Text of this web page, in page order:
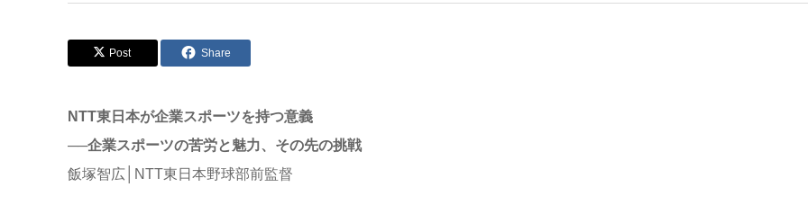
Post Share
NTT東日本が企業スポーツを持つ意義
──企業スポーツの苦労と魅力、その先の挑戦
飯塚智広│NTT東日本野球部前監督